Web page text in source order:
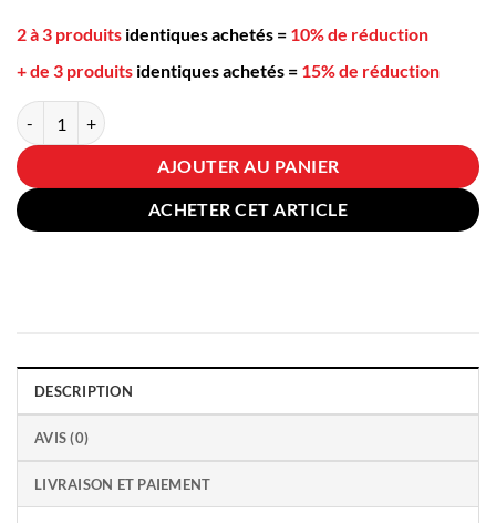
2 à 3 produits identiques achetés = 10% de réduction
+ de 3 produits identiques achetés = 15% de réduction
quantité de Bouteille Isotherme pour le Café Bleu ciel orangé
AJOUTER AU PANIER
ACHETER CET ARTICLE
DESCRIPTION
AVIS (0)
LIVRAISON ET PAIEMENT